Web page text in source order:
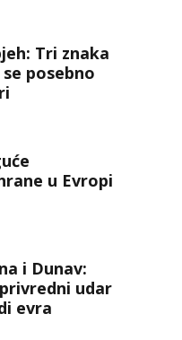
Tri znaka
posebno
u Evropi
i Dunav:
udar
evra